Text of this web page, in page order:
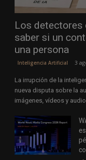
Los detectores
saber si un
una persona
Inteligencia Artificial 3
La irrupción de la
nueva disputa sobre la
imágenes, vídeos y